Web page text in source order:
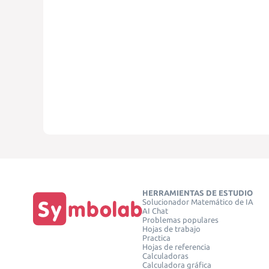
HERRAMIENTAS DE ESTUDIO
Solucionador Matemático de IA
AI Chat
Problemas populares
Hojas de trabajo
Practica
Hojas de referencia
Calculadoras
Calculadora gráfica